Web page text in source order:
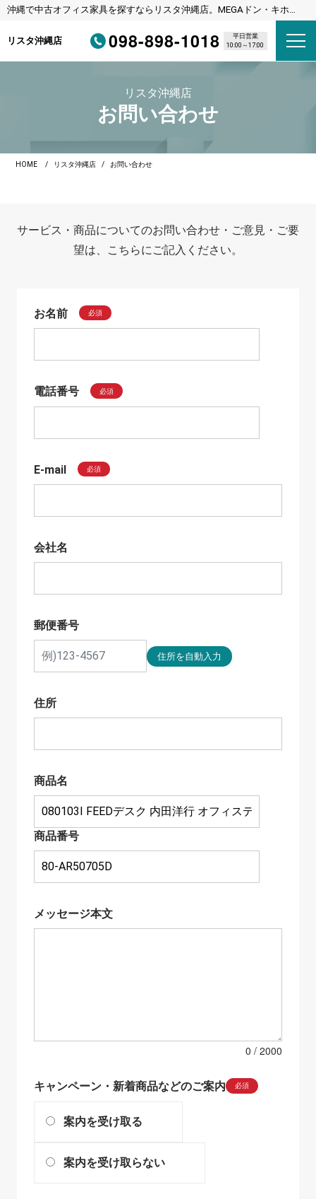
沖縄で中古オフィス家具を探すならリスタ沖縄店。MEGAドン・キホー
リスタ沖縄店
098-898-1018
平日営業
10:00～17:00
リスタ沖縄店
お問い合わせ
HOME リスタ沖縄店 お問い合わせ
サービス・商品についてのお問い合わせ・ご意見・ご要
望は、こちらにご記入ください。
お名前 必須
電話番号 必須
E-mail 必須
会社名
郵便番号
住所
商品名
商品番号
メッセージ本文
0
キャンペーン・新着商品などのご案内 必須
案内を受け取る
案内を受け取らない